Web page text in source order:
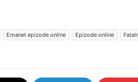
Emanet epizode online Epizode online